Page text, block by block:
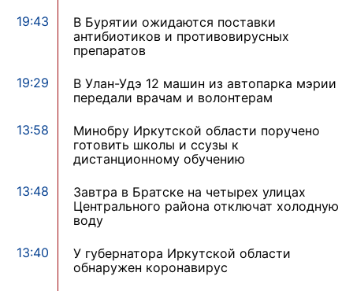
19:43
В Бурятии ожидаются поставки
антибиотиков и противовирусных
препаратов
19:29
В Улан-Удэ 12 машин из автопарка мэрии
передали врачам и волонтерам
13:58
Минобру Иркутской области поручено
готовить школы и ссузы к
дистанционному обучению
13:48
Завтра в Братске на четырех улицах
Центрального района отключат холодную
воду
13:40
У губернатора Иркутской области
обнаружен коронавирус